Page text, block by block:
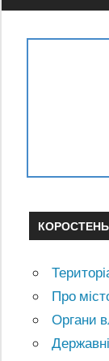
КОРОСТЕНЬ
Про
Органи